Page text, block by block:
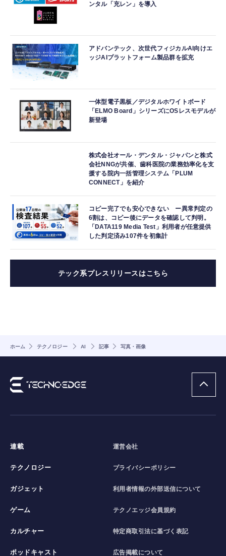
ンタル「充レン」を導入
アドバンテック、次世代フィジカルAI向けエ
ッジAIプラットフォーム製品群を拡充
一体型電子黒板／デジタルホワイトボード
「ELMO Board」シリーズにOSレスモデルが
新登場
株式会社オール・デンタル・ジャパンと株式
会社NNGが共催、歯科医院の業務効率化を支
援する院内一括管理システム「PLUM
CONNECT」を紹介
コピー完了でも安心できない ー異常判定の
6割は、コピー後にデータを確認して判明。
「DATA119 Media Test」利用者が任意提供
した判定済み107件を初集計
テック系プレスリリースはこちら
ホーム テクノロジー AI 記事 写真・画像
連載
テクノロジー
ガジェット
ゲーム
カルチャー
ポッドキャスト
運営会社
プライバシーポリシー
利用者情報の外部送信について
テクノエッジ会員規約
特定商取引法に基づく表記
広告掲載について